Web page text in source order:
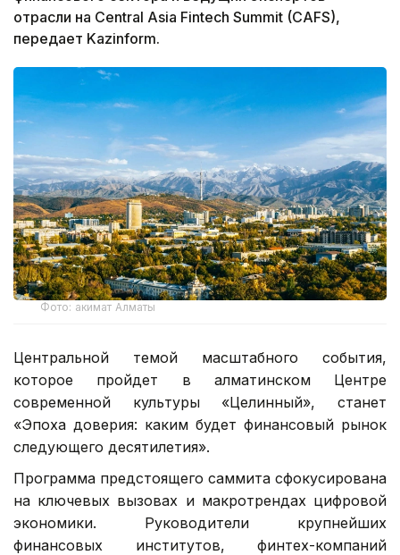
отрасли на Central Asia Fintech Summit (CAFS),
передает Kazinform.
Фото: акимат Алматы
Центральной темой масштабного события,
которое пройдет в алматинском Центре
современной культуры «Целинный», станет
«Эпоха доверия: каким будет финансовый рынок
следующего десятилетия».
Программа предстоящего саммита сфокусирована
на ключевых вызовах и макротрендах цифровой
экономики. Руководители крупнейших
финансовых институтов, финтех-компаний